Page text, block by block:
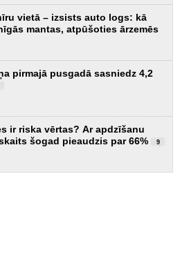
vietā – izsists auto logs: kā
mantas, atpūšoties ārzemēs
pirmajā pusgadā sasniedz 4,2
ir riska vērtas? Ar apdzīšanu
šogad pieaudzis par 66%
9